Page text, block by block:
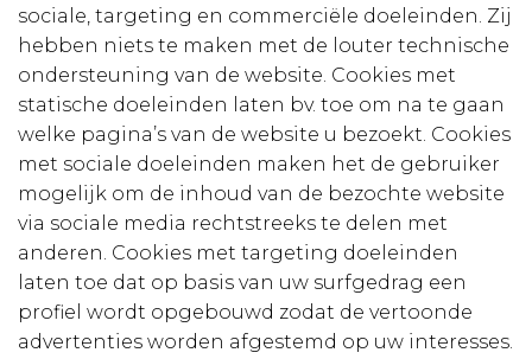
sociale, targeting en commerciële doeleinden. Zij
hebben niets te maken met de louter technische
ondersteuning van de website. Cookies met
statische doeleinden laten bv. toe om na te gaan
welke pagina’s van de website u bezoekt. Cookies
met sociale doeleinden maken het de gebruiker
mogelijk om de inhoud van de bezochte website
via sociale media rechtstreeks te delen met
anderen. Cookies met targeting doeleinden
laten toe dat op basis van uw surfgedrag een
profiel wordt opgebouwd zodat de vertoonde
advertenties worden afgestemd op uw interesses.